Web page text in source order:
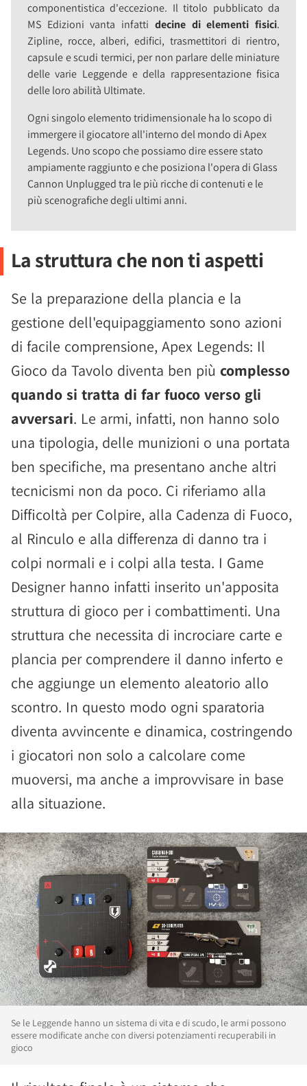
componentistica d'eccezione. Il titolo pubblicato da
MS Edizioni vanta infatti decine di elementi fisici.
Zipline, rocce, alberi, edifici, trasmettitori di rientro,
capsule e scudi termici, per non parlare delle miniature
delle varie Leggende e della rappresentazione fisica
delle loro abilità Ultimate.
Ogni singolo elemento tridimensionale ha lo scopo di
immergere il giocatore all'interno del mondo di Apex
Legends. Uno scopo che possiamo dire essere stato
ampiamente raggiunto e che posiziona l'opera di Glass
Cannon Unplugged tra le più ricche di contenuti e le
più scenografiche degli ultimi anni.
La struttura che non ti aspetti
Se la preparazione della plancia e la
gestione dell'equipaggiamento sono azioni
di facile comprensione, Apex Legends: Il
Gioco da Tavolo diventa ben più complesso
quando si tratta di far fuoco verso gli
avversari. Le armi, infatti, non hanno solo
una tipologia, delle munizioni o una portata
ben specifiche, ma presentano anche altri
tecnicismi non da poco. Ci riferiamo alla
Difficoltà per Colpire, alla Cadenza di Fuoco,
al Rinculo e alla differenza di danno tra i
colpi normali e i colpi alla testa. I Game
Designer hanno infatti inserito un'apposita
struttura di gioco per i combattimenti. Una
struttura che necessita di incrociare carte e
plancia per comprendere il danno inferto e
che aggiunge un elemento aleatorio allo
scontro. In questo modo ogni sparatoria
diventa avvincente e dinamica, costringendo
i giocatori non solo a calcolare come
muoversi, ma anche a improvvisare in base
alla situazione.
Se le Leggende hanno un sistema di vita e di scudo, le armi possono
essere modificate anche con diversi potenziamenti recuperabili in
gioco